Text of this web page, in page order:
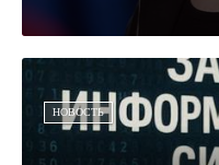
НОВОСТЬ